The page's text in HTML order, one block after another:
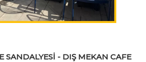
SANDALYESİ - DIŞ MEKAN CAFE